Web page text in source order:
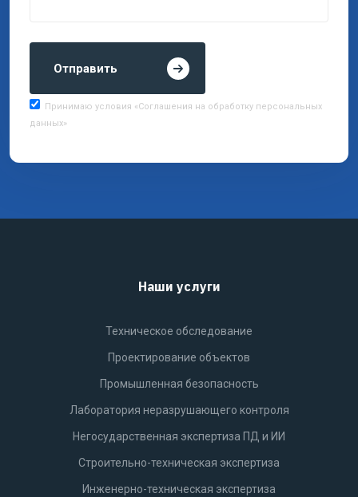
Отправить
Принимаю условия «Соглашения на обработку персональных
данных»
Наши услуги
Техническое обследование
Проектирование объектов
Промышленная безопасность
Лаборатория неразрушающего контроля
Негосударственная экспертиза ПД и ИИ
Строительно-техническая экспертиза
Инженерно-техническая экспертиза